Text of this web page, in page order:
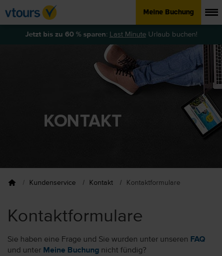
Meine Buchung
Jetzt bis zu 60 % sparen: Last MinuteUrlaub buchen!
Kundenservice Kontakt Kontaktformulare
Kontaktformulare
Sie haben eine Frage und Sie wurden unter unseren FAQ
und unter Meine Buchung nicht fündig?